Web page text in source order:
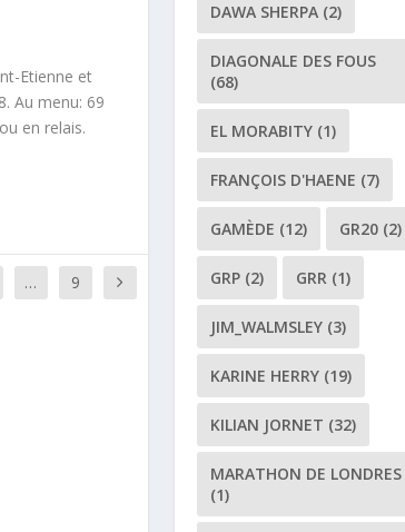
Etienne et
Au menu: 69
en relais.
… 9
DAWA SHERPA(2)
DIAGONALE DES FOUS
(68)
EL MORABITY(1)
FRANÇOIS D'HAENE (7)
GAMÈDE (12) GR20(2)
GRP(2) GRR(1)
JIM_WALMSLEY(3)
KARINE HERRY(19)
KILIAN JORNET (32)
MARATHON DE LONDRES
(1)